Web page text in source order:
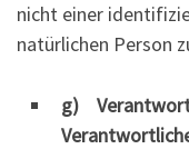
nicht einer
natürlichen Person
g)